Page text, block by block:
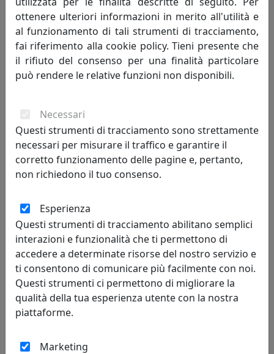
della nostra vena nostalgica che vuole
fondersi con la modernità senza privarsi
di ciò cui siamo profondamente legati.
Tags che potrebbero interessarti
casa campagna casa città
colori pastello interior design nostalgia
provenzale romanticismo shabby
ottenere ulteriori informazioni in merito all'utilità e
al funzionamento di tali strumenti di tracciamento,
fai riferimento alla cookie policy. Tieni presente che
il rifiuto del consenso per una finalità particolare
può rendere le relative funzioni non disponibili.
Necessari
Questi strumenti di tracciamento sono strettamente
necessari per misurare il traffico e garantire il
corretto funzionamento delle pagine e, pertanto,
non richiedono il tuo consenso.
Esperienza
Questi strumenti di tracciamento abilitano semplici
interazioni e funzionalità che ti permettono di
accedere a determinate risorse del nostro servizio e
ti consentono di comunicare più facilmente con noi.
Questi strumenti ci permettono di migliorare la
qualità della tua esperienza utente con la nostra
piattaforme.
Marketing